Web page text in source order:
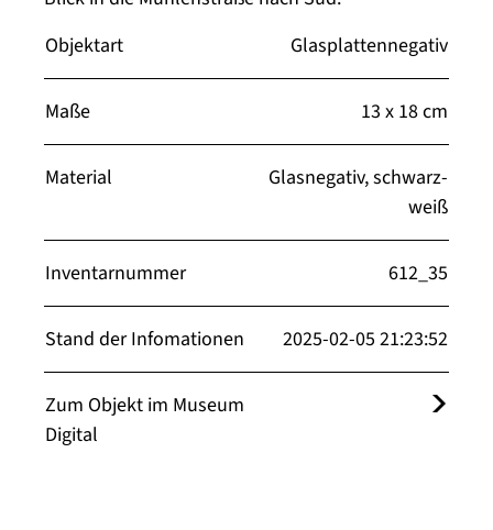
Objektart
Glasplattennegativ
Maße 13 x 18 cm
Material
Glasnegativ, schwarz-
weiß
Inventarnummer 612_35
Stand der Infomationen 2025-02-05 21:23:52
Zum Objekt im Museum
Digital